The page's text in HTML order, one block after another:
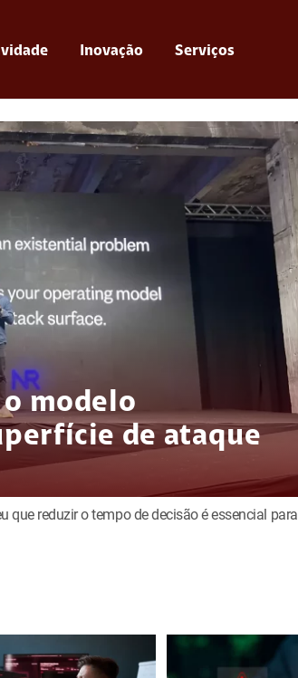
Inovação Serviços
modelo
de ataque
que reduzir o tempo de decisão é essencial para